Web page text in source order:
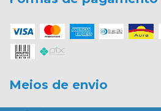
Meios de envio